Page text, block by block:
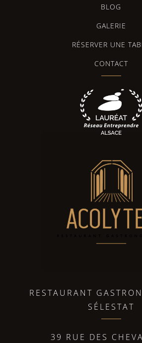
BLOG
GALERIE
RÉSERVER UNE
CONTACT
RESTAURANT
SÉLESTAT
39 RUE DES